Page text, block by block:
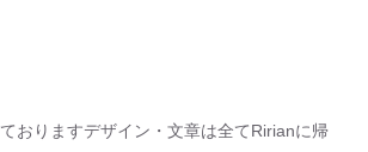
おりますデザイン・文章は全てRirianに帰